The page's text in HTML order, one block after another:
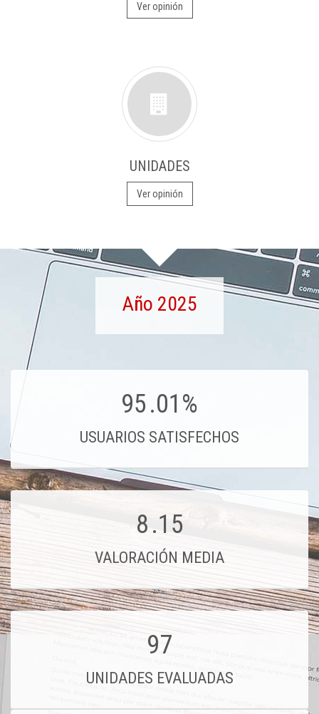
Ver opinión
UNIDADES
Ver opinión
Año 2025
95.01%
USUARIOS SATISFECHOS
8.15
VALORACIÓN MEDIA
97
UNIDADES EVALUADAS